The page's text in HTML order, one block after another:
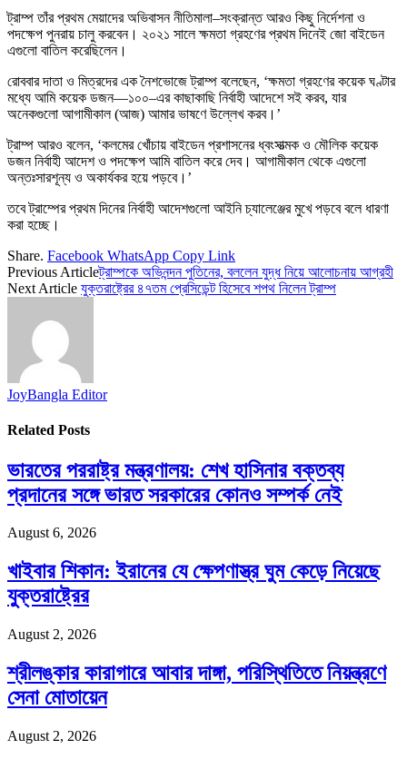
ট্রাম্প তাঁর প্রথম মেয়াদের অভিবাসন নীতিমালা–সংক্রান্ত আরও কিছু নির্দেশনা ও
পদক্ষেপ পুনরায় চালু করবেন। ২০২১ সালে ক্ষমতা গ্রহণের প্রথম দিনেই জো বাইডেন
এগুলো বাতিল করেছিলেন।
রোববার দাতা ও মিত্রদের এক নৈশভোজে ট্রাম্প বলেছেন, ‘ক্ষমতা গ্রহণের কয়েক ঘণ্টার
মধ্যে আমি কয়েক ডজন—১০০–এর কাছাকাছি নির্বাহী আদেশে সই করব, যার
অনেকগুলো আগামীকাল (আজ) আমার ভাষণে উল্লেখ করব।’
ট্রাম্প আরও বলেন, ‘কলমের খোঁচায় বাইডেন প্রশাসনের ধ্বংসাত্মক ও মৌলিক কয়েক
ডজন নির্বাহী আদেশ ও পদক্ষেপ আমি বাতিল করে দেব। আগামীকাল থেকে এগুলো
অন্তঃসারশূন্য ও অকার্যকর হয়ে পড়বে।’
তবে ট্রাম্পের প্রথম দিনের নির্বাহী আদেশগুলো আইনি চ্যালেঞ্জের মুখে পড়বে বলে ধারণা
করা হচ্ছে।
Share. Facebook WhatsApp Copy Link
Previous Articleট্রাম্পকে অভিনন্দন পুতিনের, বললেন যুদ্ধ নিয়ে আলোচনায় আগ্রহী
Next Article যুক্তরাষ্ট্রের ৪৭তম প্রেসিডেন্ট হিসেবে শপথ নিলেন ট্রাম্প
JoyBangla Editor
Related Posts
ভারতের পররাষ্ট্র মন্ত্রণালয়: শেখ হাসিনার বক্তব্য
প্রদানের সঙ্গে ভারত সরকারের কোনও সম্পর্ক নেই
August 6, 2026
খাইবার শিকান: ইরানের যে ক্ষেপণাস্ত্র ঘুম কেড়ে নিয়েছে
যুক্তরাষ্ট্রের
August 2, 2026
শ্রীলঙ্কার কারাগারে আবার দাঙ্গা, পরিস্থিতিতে নিয়ন্ত্রণে
সেনা মোতায়েন
August 2, 2026